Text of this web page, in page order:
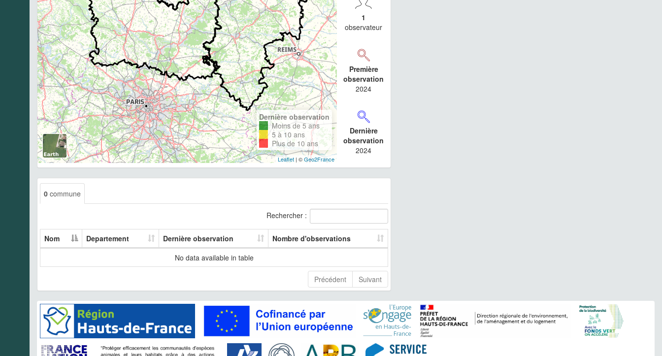
Dernière observation
Moins de 5 ans
5 à 10 ans
Plus de 10 ans
Leaflet| ©Geo2France
1
observateur
Première
observation
2024
Dernière
observation
2024
0 commune
Rechercher :
Nom Departement Dernière observation
Nombre d'observations
No data available in table
Précédent Suivant